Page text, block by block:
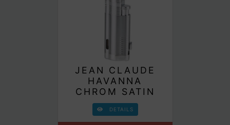
JEAN CLAUDE
HAVANNA
CHROM SATIN
DETAILS